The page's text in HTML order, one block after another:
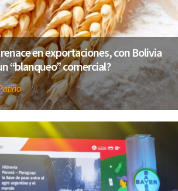
en exportaciones, con Bolivia
“blanqueo” comercial?